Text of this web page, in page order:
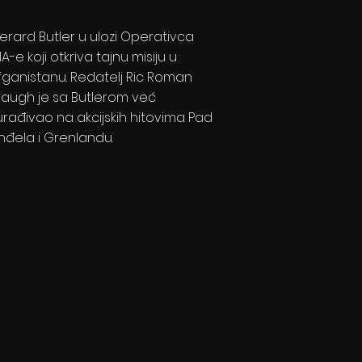
Butler u ulozi Operativca
e koji otkriva tajnu misiju u
Redatelj Ric Roman
je sa Butlerom već
na akcijskih hitovima Pad
i Grenlandu.